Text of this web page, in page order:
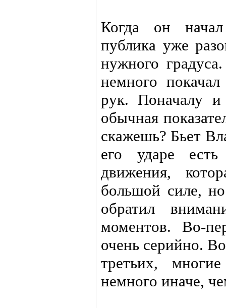
Когда он
публика уже
нужного
немного
рук. Поначалу и
обычная
скажешь? Бьет
его ударе есть
движения,
большой силе,
обратил
моментов. Во-
очень серийно.
третьих,
немного иначе,